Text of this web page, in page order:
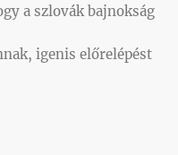
a szlovák bajnokság
igenis előrelépést